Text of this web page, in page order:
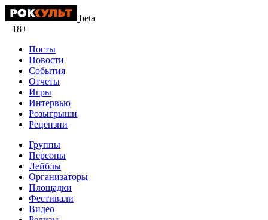
beta
18+
Посты
Новости
События
Отчеты
Игры
Интервью
Розыгрыши
Рецензии
Группы
Персоны
Лейблы
Организаторы
Площадки
Фестивали
Видео